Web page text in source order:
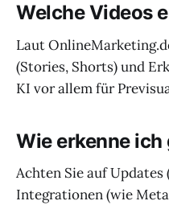
Welche Videos
Laut
(Stories, Shorts) und
KI vor allem für
Wie erkenne ich
Achten Sie auf Updates
Integrationen (wie